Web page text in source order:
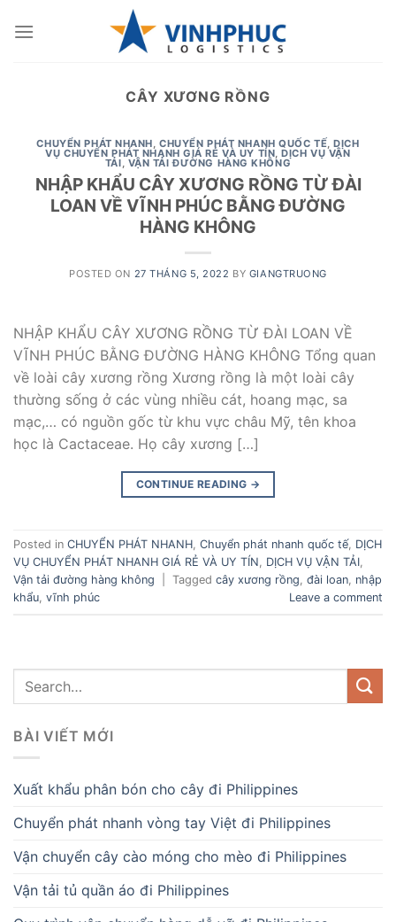
CÂY XƯƠNG RỒNG
CHUYỂN PHÁT NHANH,CHUYỂN PHÁT NHANH QUỐC TẾ,DỊCH
VỤ CHUYỂN PHÁT NHANH GIÁ RẺ VÀ UY TÍN,DỊCH VỤ VẬN
TẢI, VẬN TẢI ĐƯỜNG HÀNG KHÔNG
NHẬP KHẨU CÂY XƯƠNG RỒNG TỪ ĐÀI
LOAN VỀ VĨNH PHÚC BẰNG ĐƯỜNG
HÀNG KHÔNG
POSTED ON 27 THÁNG 5, 2022 BY GIANGTRUONG
NHẬP KHẨU CÂY XƯƠNG RỒNG TỪ ĐÀI LOAN VỀ
VĨNH PHÚC BẰNG ĐƯỜNG HÀNG KHÔNG Tổng quan
về loài cây xương rồng Xương rồng là một loài cây
thường sống ở các vùng nhiều cát, hoang mạc, sa
mạc,… có nguồn gốc từ khu vực châu Mỹ, tên khoa
học là Cactaceae. Họ cây xương […]
CONTINUE READING →
Posted in CHUYỂN PHÁT NHANH Chuyển phát nhanh quốc tế DỊCH
VỤ CHUYỂN PHÁT NHANH GIÁ RẺ VÀ UY TÍN
DỊCH VỤ VẬN TẢI
Vận tải đường hàng không
Tagged cây xương rồng đài loan nhập
khẩu vĩnh phúc Leave a comment
BÀI VIẾT MỚI
Xuất khẩu phân bón cho cây đi Philippines
Chuyển phát nhanh vòng tay Việt đi Philippines
Vận chuyển cây cào móng cho mèo đi Philippines
Vận tải tủ quần áo đi Philippines